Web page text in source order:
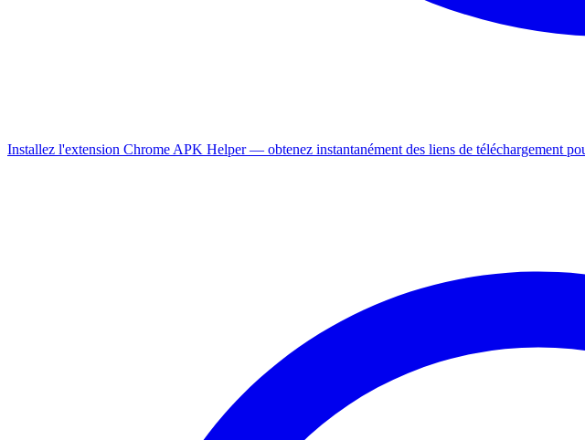
Installez l'extension Chrome APK Helper — obtenez instantanément des liens de téléchargement